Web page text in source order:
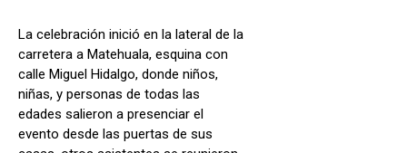
La celebración inició en la lateral de la
carretera a Matehuala, esquina con
calle Miguel Hidalgo, donde niños,
niñas, y personas de todas las
edades salieron a presenciar el
evento desde las puertas de sus